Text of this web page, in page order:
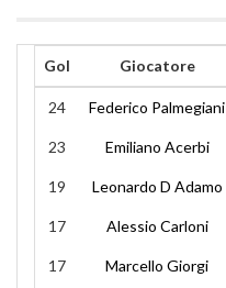
Gol Giocatore
24 Federico Palmegiani
23 Emiliano Acerbi
19 Leonardo D Adamo
17 Alessio Carloni
17 Marcello Giorgi